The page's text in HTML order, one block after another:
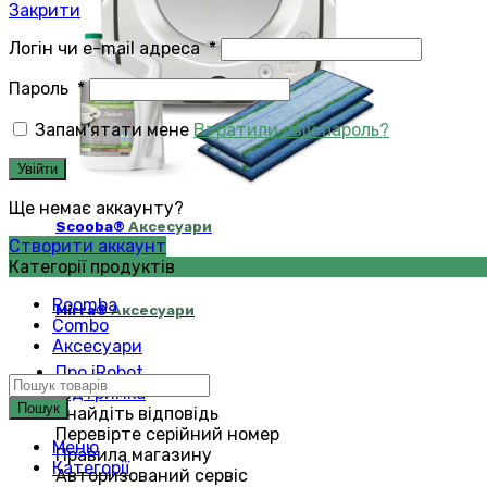
Scooba® Аксесуари
Mirra®Аксесуари
Про iRobot
Підтримка
Знайдіть відповідь
Перевірте серійний номер
Правила магазину
Авторизований сервіс
Закрити
Логін чи e-mail адреса*
Пароль *
Запам'ятати мене Втратили свій пароль?
Увійти
Ще немає аккаунту?
Створити аккаунт
Категорії продуктів
Roomba
Combo
Аксесуари
Пошук
Меню
Категорії